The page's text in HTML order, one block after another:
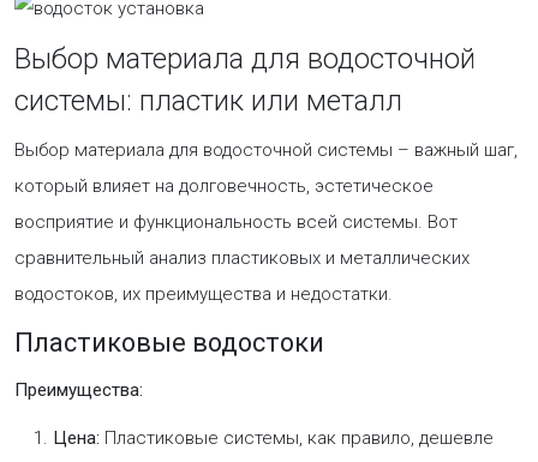
Выбор материала для водосточной
системы: пластик или металл
Выбор материала для водосточной системы – важный шаг,
который влияет на долговечность, эстетическое
восприятие и функциональность всей системы. Вот
сравнительный анализ пластиковых и металлических
водостоков, их преимущества и недостатки.
Пластиковые водостоки
Преимущества:
Цена: Пластиковые системы, как правило, дешевле